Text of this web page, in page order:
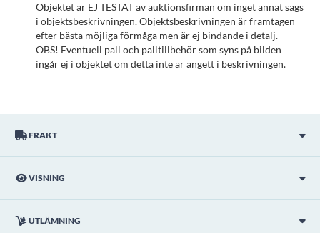
FRAKT
VISNING
UTLÄMNING
Objektet är EJ TESTAT av auktionsfirman om inget annat sägs
i objektsbeskrivningen. Objektsbeskrivningen är framtagen
efter bästa möjliga förmåga men är ej bindande i detalj.
OBS! Eventuell pall och palltillbehör som syns på bilden
ingår ej i objektet om detta inte är angett i beskrivningen.